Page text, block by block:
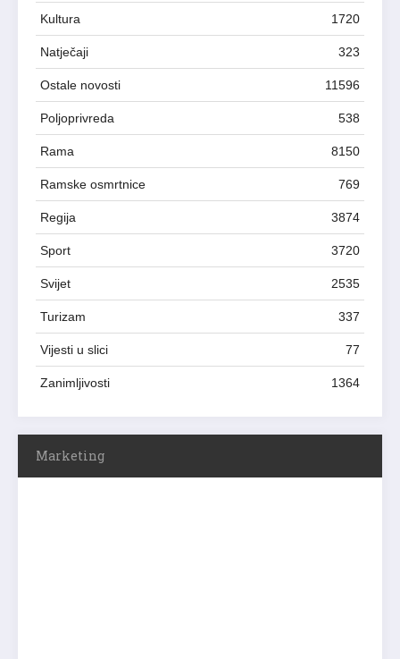
Kultura 1720
Natječaji 323
Ostale novosti 11596
Poljoprivreda 538
Rama 8150
Ramske osmrtnice 769
Regija 3874
Sport 3720
Svijet 2535
Turizam 337
Vijesti u slici 77
Zanimljivosti 1364
Marketing